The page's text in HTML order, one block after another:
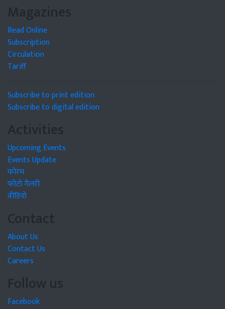
Magazines
Read Online
Subscription
Circulation
Tariff
Subscribe to print edition
Subscribe to digital edition
Activities
Upcoming Events
Events Update
फोरम
फोटो गैलरी
वीडियो
Contact
About Us
Contact Us
Careers
Follow us
Facebook